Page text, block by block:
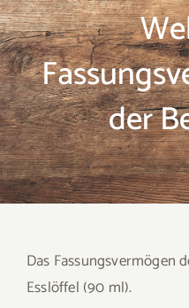
der
Das Fassungsvermögen
Esslöffel (90 ml).